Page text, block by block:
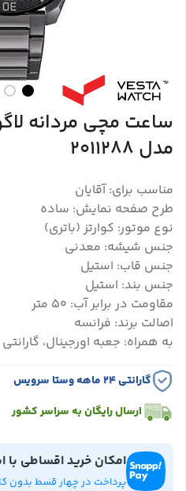
مدل 2011288
مناسب برای: آقایان
طرح صفحه نمایش: ساده
نوع موتور: کوارتز (باتری)
جنس شیشه: معدنی
جنس قاب: استیل
جنس بند: استیل
مقاومت در برابر آب: 50 متر
اصالت برند: فرانسه
به همراه: جعبه اورجینال،
گارانتی ۲۴ ماهه وستا سرویس
ارسال رایگان به سراسر کشور
امکان خرید اقساطی
پرداخت در چهار قسط بدون